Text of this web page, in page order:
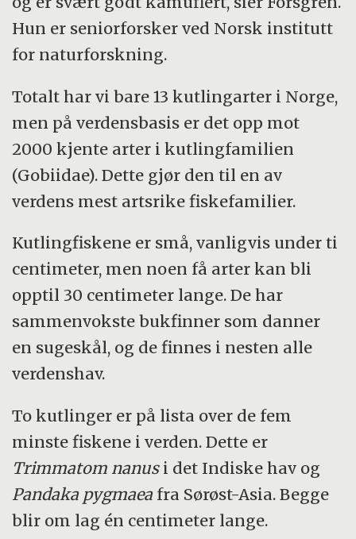
Hun er seniorforsker ved Norsk institutt
for naturforskning.
Totalt har vi bare 13 kutlingarter i Norge,
men på verdensbasis er det opp mot
2000 kjente arter i kutlingfamilien
(Gobiidae). Dette gjør den til en av
verdens mest artsrike fiskefamilier.
Kutlingfiskene er små, vanligvis under ti
centimeter, men noen få arter kan bli
opptil 30 centimeter lange. De har
sammenvokste bukfinner som danner
en sugeskål, og de finnes i nesten alle
verdenshav.
To kutlinger er på lista over de fem
minste fiskene i verden. Dette er
Trimmatom nanusi det Indiske hav og
Pandaka pygmaea fra Sørøst-Asia. Begge
blir om lag én centimeter lange.